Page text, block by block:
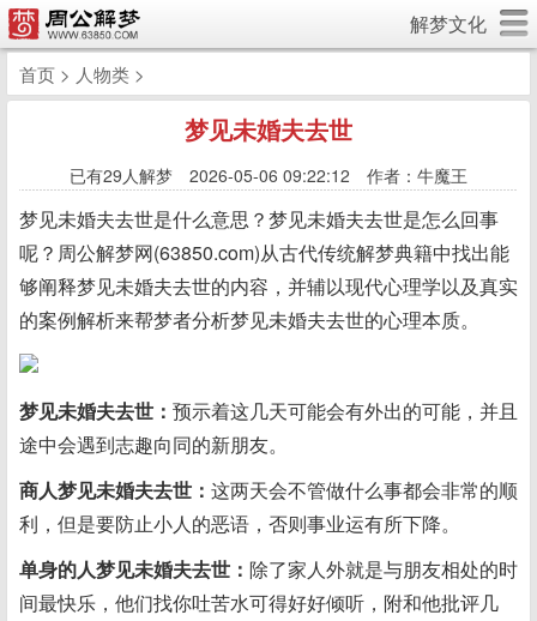
解梦文化
首页 > 人物类 >
梦见未婚夫去世
已有29人解梦 2026-05-06 09:22:12 作者：牛魔王
梦见未婚夫去世是什么意思？梦见未婚夫去世是怎么回事
呢？周公解梦网(63850.com)从古代传统解梦典籍中找出能
够阐释梦见未婚夫去世的内容，并辅以现代心理学以及真实
的案例解析来帮梦者分析梦见未婚夫去世的心理本质。
梦见未婚夫去世： 预示着这几天可能会有外出的可能，并且
途中会遇到志趣向同的新朋友。
商人梦见未婚夫去世： 这两天会不管做什么事都会非常的顺
利，但是要防止小人的恶语，否则事业运有所下降。
单身的人梦见未婚夫去世： 除了家人外就是与朋友相处的时
间最快乐，他们找你吐苦水可得好好倾听，附和他批评几